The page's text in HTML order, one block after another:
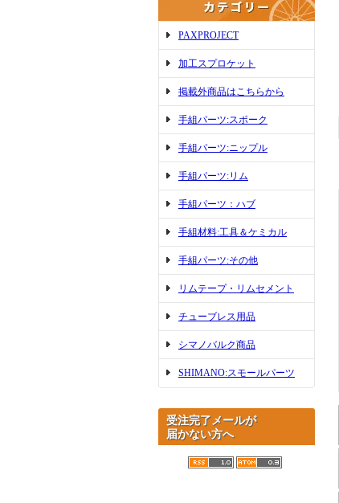
PAXPROJECT
加工スプロケット
掲載外商品はこちらから
手組パーツ:スポーク
手組パーツ:ニップル
手組パーツ:リム
手組パーツ：ハブ
手組材料:工具＆ケミカル
手組パーツ:その他
リムテープ・リムセメント
チューブレス用品
シマノバルク商品
SHIMANO:スモールパーツ
受注完了メールが
届かない方へ